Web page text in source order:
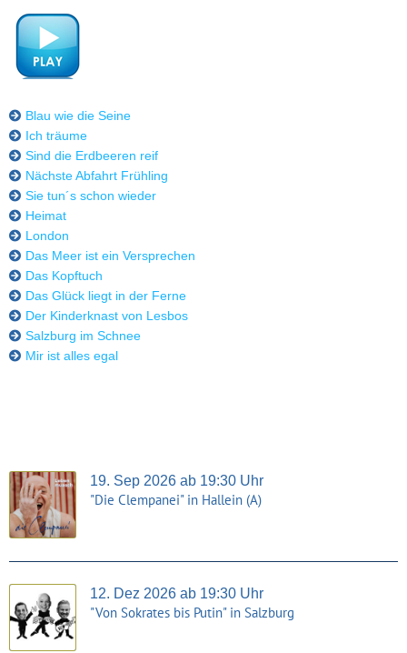
Blau wie die Seine
Ich träume
Sind die Erdbeeren reif
Nächste Abfahrt Frühling
Sie tun´s schon wieder
Heimat
London
Das Meer ist ein Versprechen
Das Kopftuch
Das Glück liegt in der Ferne
Der Kinderknast von Lesbos
Salzburg im Schnee
Mir ist alles egal
19. Sep 2026 ab 19:30 Uhr
"Die Clempanei" in Hallein (A)
12. Dez 2026 ab 19:30 Uhr
"Von Sokrates bis Putin" in Salzburg